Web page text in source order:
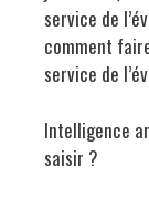
service de
comment
service de
Intelligence
saisir ?